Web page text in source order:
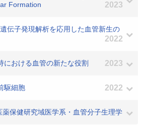
Formation
2023
伝子発現解析を応用した血管新生の
2022
における血管の新たな役割 2023
駆細胞 2022
保健研究域医学系・血管分子生理学